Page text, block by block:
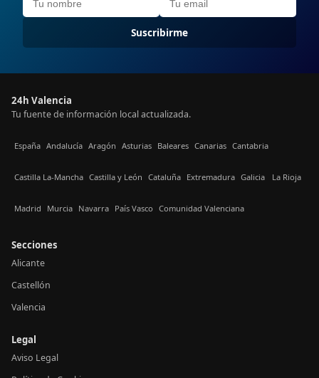
Suscribirme
24h Valencia
Tu fuente de información local actualizada.
España Andalucía Aragón Asturias Baleares Canarias Cantabria
Castilla La-Mancha Castilla y León Cataluña Extremadura Galicia La Rioja
Madrid Murcia Navarra País Vasco Comunidad Valenciana
Secciones
Alicante
Castellón
Valencia
Legal
Aviso Legal